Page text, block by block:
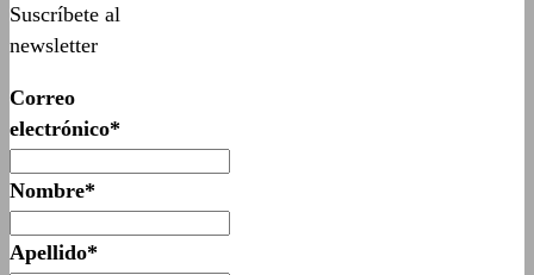
Suscríbete al
newsletter
Correo
electrónico*
Nombre*
Apellido*